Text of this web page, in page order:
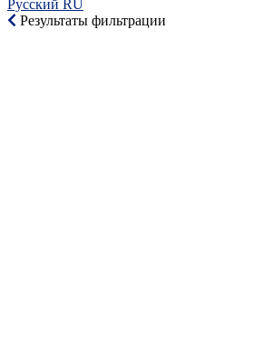
Русский RU‎
Результаты фильтрации